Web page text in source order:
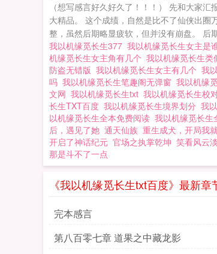
（想写感言好久好久了！！！） 先和大家
大精品。 这个成绩，自然是比不了仙侠出
整，虽然后期略显疲软，但并没有崩盘。 后
我以机缘觅长生377 我以机缘觅长生女主是
机缘觅长生女主角有几个 我以机缘觅长生类
防盗无错版 我以机缘觅长生女主有几个 我
吗 我以机缘觅长生笔趣阁无弹窗 我以机缘
文网 我以机缘觅长生txt 我以机缘觅长生校
长生TXT百度 我以机缘觅长生境界划分 我
以机缘觅长生全本免费阅读 我以机缘觅长生
后，遇见了她 通天仙族 重生成犬，开局我
开启了神话纪元 官场之执掌乾坤 笑看风云淡
那是斗不了一点
《我以机缘觅长生txt百度》最新章
完本感言
第八百零七章 道果之中藏龙影